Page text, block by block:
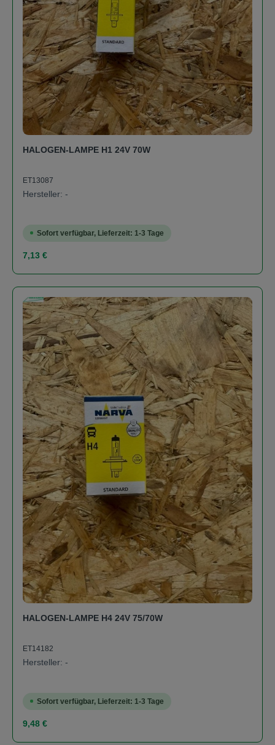
HALOGEN-LAMPE H1 24V 70W
ET13087
Hersteller: -
Sofort verfügbar, Lieferzeit: 1-3 Tage
Regulärer Preis:
7,13 €
HALOGEN-LAMPE H4 24V 75/70W
ET14182
Hersteller: -
Sofort verfügbar, Lieferzeit: 1-3 Tage
Regulärer Preis:
9,48 €